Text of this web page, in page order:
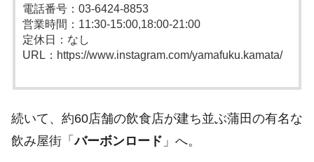
電話番号：03-6424-8853
営業時間：11:30-15:00,18:00-21:00
定休日：なし
URL：https://www.instagram.com/yamafuku.kamata/
続いて、約60店舗の飲食店が建ち並ぶ蒲田の有名な
飲み屋街「バーボンロード 」へ。